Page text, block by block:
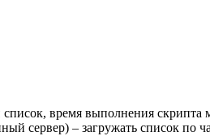
время выполнения
сервер) – загружать список по